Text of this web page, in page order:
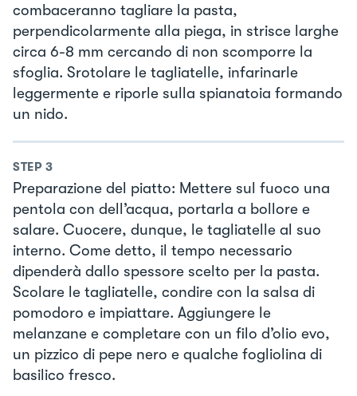
combaceranno tagliare la pasta,
perpendicolarmente alla piega, in strisce larghe
circa 6-8 mm cercando di non scomporre la
sfoglia. Srotolare le tagliatelle, infarinarle
leggermente e riporle sulla spianatoia formando
un nido.
STEP 3
Preparazione del piatto: Mettere sul fuoco una
pentola con dell’acqua, portarla a bollore e
salare. Cuocere, dunque, le tagliatelle al suo
interno. Come detto, il tempo necessario
dipenderà dallo spessore scelto per la pasta.
Scolare le tagliatelle, condire con la salsa di
pomodoro e impiattare. Aggiungere le
melanzane e completare con un filo d’olio evo,
un pizzico di pepe nero e qualche fogliolina di
basilico fresco.